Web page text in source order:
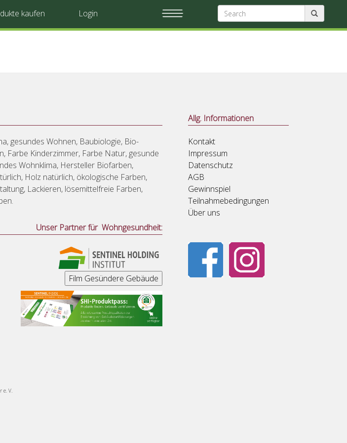
kaufen Login
gesundes Wohnen, Baubiologie, Bio-
Farbe Kinderzimmer, Farbe Natur, gesunde
Wohnklima, Hersteller Biofarben,
Holz natürlich, ökologische Farben,
Lackieren, lösemittelfreie Farben,
Unser Partner für Wohngesundheit:
e. V.
Allg. Informationen
Kontakt
Impressum
Datenschutz
AGB
Gewinnspiel
Teilnahmebedingungen
Über uns